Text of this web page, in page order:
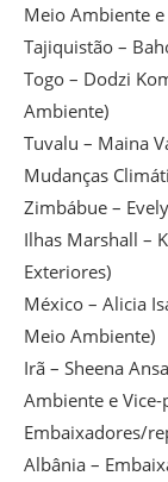
Meio Ambiente e
Tajiquistão –
Togo – Dodzi
Ambiente)
Tuvalu – Maina
Mudanças
Zimbábue –
Ilhas Marshall –
Exteriores)
México – Alicia
Meio Ambiente)
Irã – Sheena
Ambiente e
Embaixadores/
Albânia –